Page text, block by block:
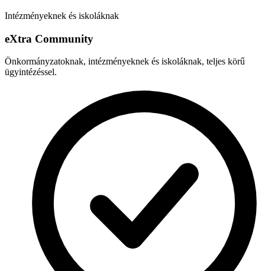
Intézményeknek és iskoláknak
eXtra Community
Önkormányzatoknak, intézményeknek és iskoláknak, teljes körű
ügyintézéssel.